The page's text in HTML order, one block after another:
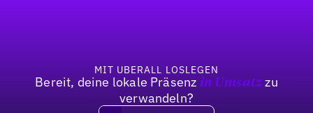
MIT UBERALL LOSLEGEN
Bereit, deine lokale Präsenz in Umsatzzu
verwandeln?